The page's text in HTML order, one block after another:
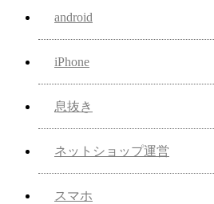
android
iPhone
息抜き
ネットショップ運営
スマホ